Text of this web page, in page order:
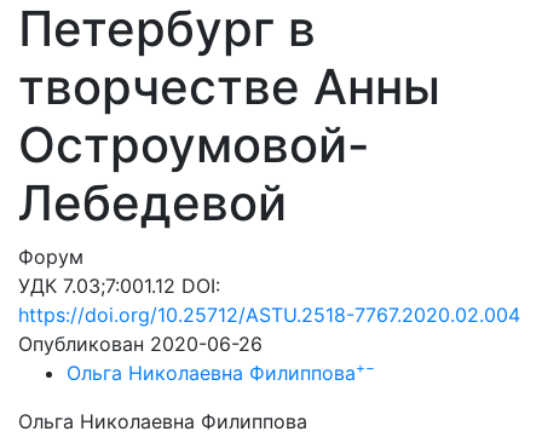
Петербург в
творчестве Анны
Остроумовой-
Лебедевой
Форум
УДК 7.03;7:001.12 DOI:
https://doi.org/10.25712/ASTU.2518-7767.2020.02.004
Опубликован 2020-06-26
Ольга Николаевна Филиппова+−
Ольга Николаевна Филиппова